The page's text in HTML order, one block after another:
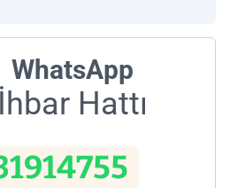
WhatsApp
İhbar Hattı